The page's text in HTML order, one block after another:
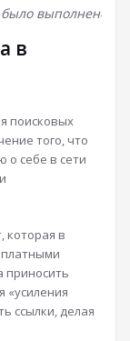
было выполнено
в
поисковых
того, что
о себе в сети
которая в
приносить
«усиления
ссылки, делая